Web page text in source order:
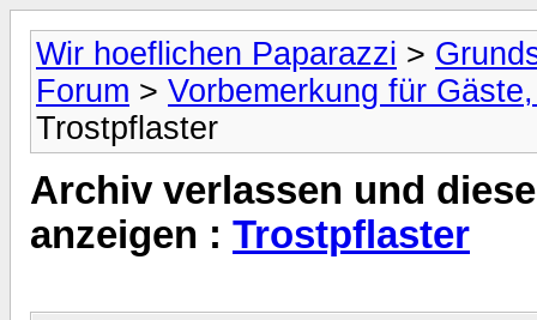
Wir hoeflichen Paparazzi >
Forum > Vorbemerkung für
Trostpflaster
Archiv verlassen und
anzeigen : Trostpflaster